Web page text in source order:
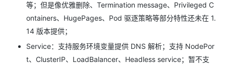
等；但是像优雅删除、Termination message、Privileged C
ontainers、HugePages、Pod 驱逐策略等部分特性还未在 1.
14 版本提供；
Service：支持服务环境变量提供 DNS 解析；支持 NodePor
t、ClusterIP、LoadBalancer、Headless service；暂不支